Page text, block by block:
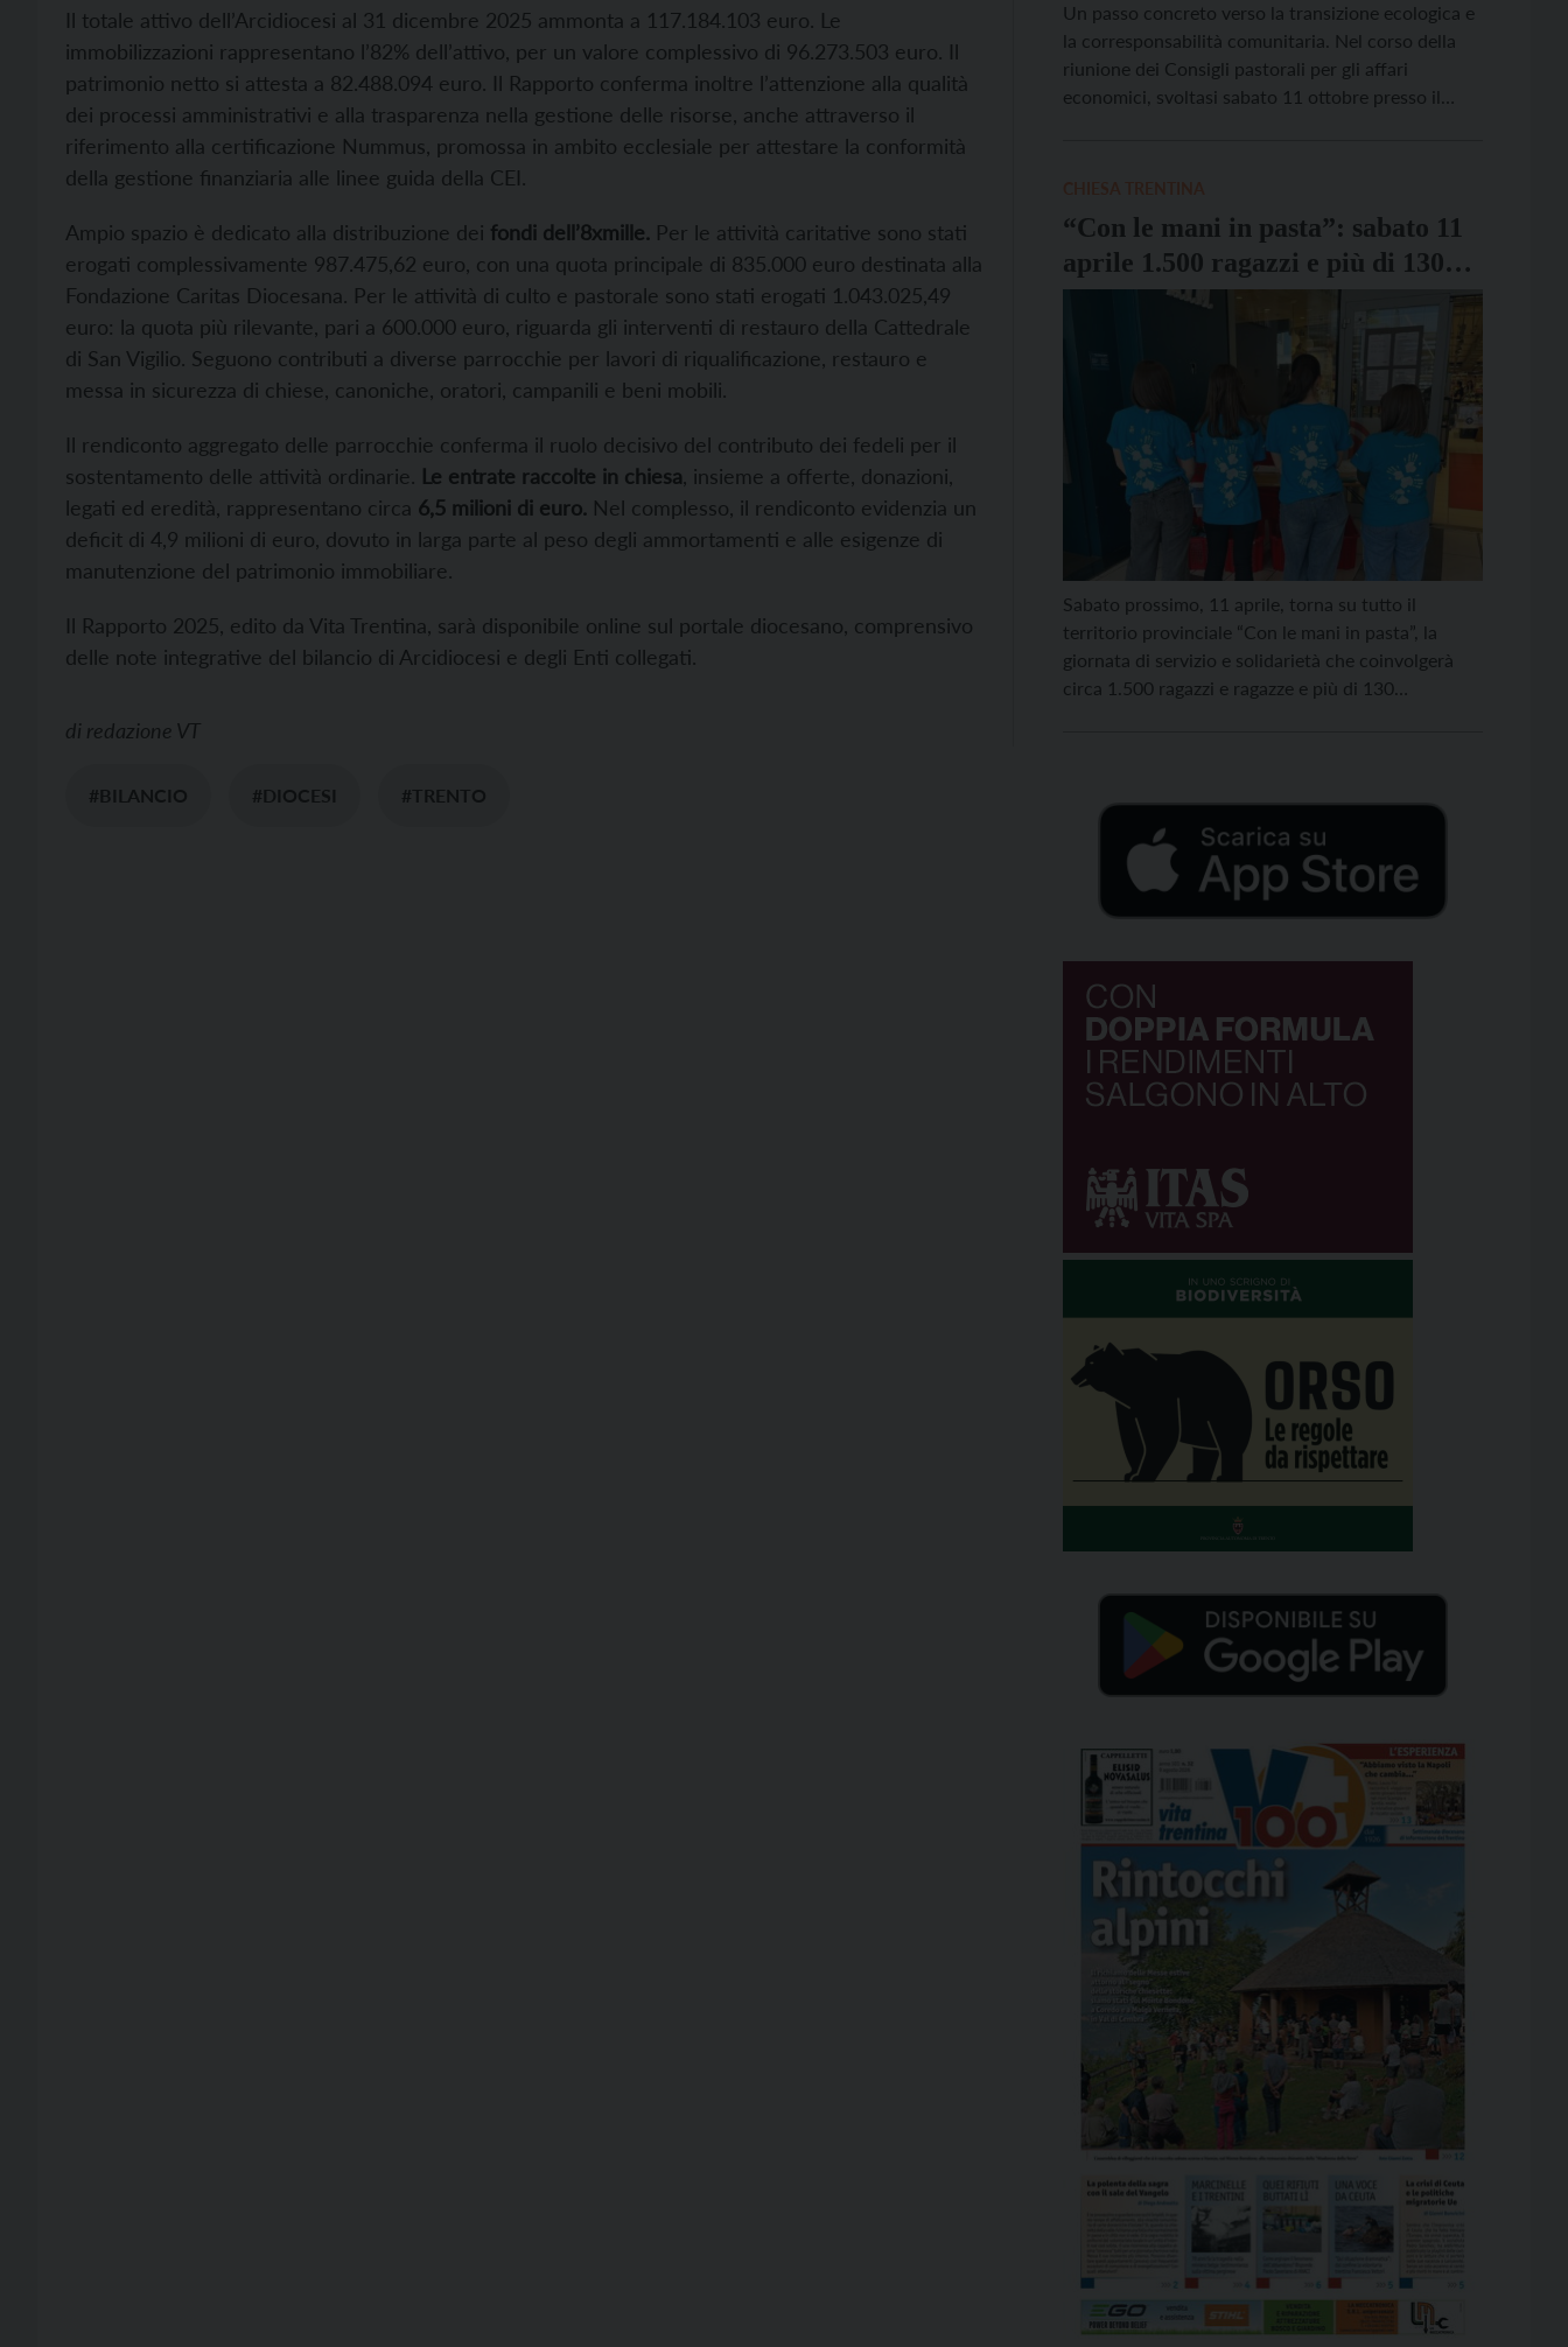
Il totale attivo dell’Arcidiocesi al 31 dicembre 2025 ammonta a 117.184.103 euro. Le
immobilizzazioni rappresentano l’82% dell’attivo, per un valore complessivo di 96.273.503 euro. Il
patrimonio netto si attesta a 82.488.094 euro. Il Rapporto conferma inoltre l’attenzione alla qualità
dei processi amministrativi e alla trasparenza nella gestione delle risorse, anche attraverso il
riferimento alla certificazione Nummus, promossa in ambito ecclesiale per attestare la conformità
della gestione finanziaria alle linee guida della CEI.
Ampio spazio è dedicato alla distribuzione dei fondi dell’8xmille. Per le attività caritative sono stati
erogati complessivamente 987.475,62 euro, con una quota principale di 835.000 euro destinata alla
Fondazione Caritas Diocesana. Per le attività di culto e pastorale sono stati erogati 1.043.025,49
euro: la quota più rilevante, pari a 600.000 euro, riguarda gli interventi di restauro della Cattedrale
di San Vigilio. Seguono contributi a diverse parrocchie per lavori di riqualificazione, restauro e
messa in sicurezza di chiese, canoniche, oratori, campanili e beni mobili.
Il rendiconto aggregato delle parrocchie conferma il ruolo decisivo del contributo dei fedeli per il
sostentamento delle attività ordinarie. Le entrate raccolte in chiesa, insieme a offerte, donazioni,
legati ed eredità, rappresentano circa 6,5 milioni di euro. Nel complesso, il rendiconto evidenzia un
deficit di 4,9 milioni di euro, dovuto in larga parte al peso degli ammortamenti e alle esigenze di
manutenzione del patrimonio immobiliare.
Il Rapporto 2025, edito da Vita Trentina, sarà disponibile online sul portale diocesano, comprensivo
delle note integrative del bilancio di Arcidiocesi e degli Enti collegati.
di redazione VT
#BILANCIO #DIOCESI #TRENTO
Un passo concreto verso la transizione ecologica e
la corresponsabilità comunitaria. Nel corso della
riunione dei Consigli pastorali per gli affari
economici, svoltasi sabato 11 ottobre presso il
Trento. L’iniziativa […]
“Con le mani in pasta”: sabato 11
aprile 1.500 ragazzi e più di 130
supermercati coinvolti nella
colletta alimentare
Sabato prossimo, 11 aprile, torna su tutto il
territorio provinciale “Con le mani in pasta”, la
giornata di servizio e solidarietà che coinvolgerà
circa 1.500 ragazzi e ragazze e più di 130
accanto alle persone […]